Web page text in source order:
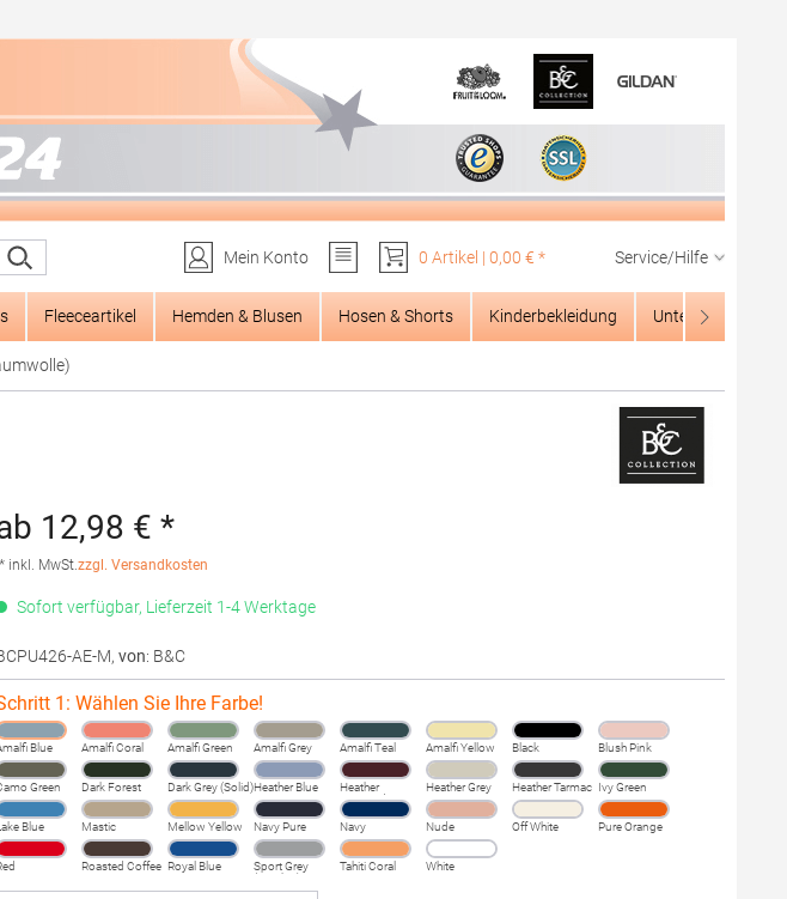
Mein Konto
0 Artikel | 0,00 € * Service/Hilfe
Fleeceartikel Hemden & Blusen Hosen & Shorts Kinderbekleidung Unterwäsche
12,98 € *
* inkl. MwSt.zzgl. Versandkosten
Sofort verfügbar, Lieferzeit 1-4 Werktage
AE-M, von: B&C
1: Wählen Sie Ihre Farbe!
Blue Amalfi Coral Amalfi Green Amalfi Grey Amalfi Teal Amalfi Yellow Black Blush Pink
Green Dark Forest Dark Grey (Solid)Heather Blue
Heather
Burgundy
Heather Grey
Fog
Heather Tarmac Ivy Green
Blue Mastic Mellow Yellow Navy Pure Navy Nude Off White Pure Orange
Roasted Coffee Royal Blue
Sport Grey
(Heather)
Tahiti Coral White